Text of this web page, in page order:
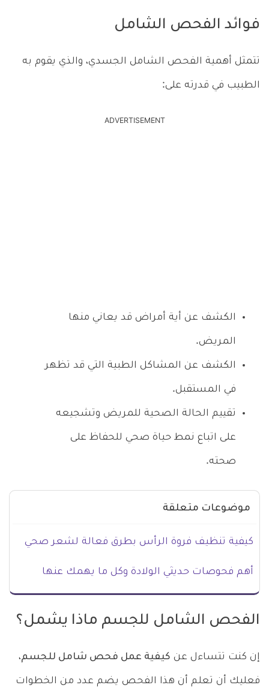
فوائد الفحص الشامل
تتمثل أهمية الفحص الشامل الجسدي، والذي يقوم به
الطبيب في قدرته على:
ADVERTISEMENT
الكشف عن أية أمراض قد يعاني منها
المريض.
الكشف عن المشاكل الطبية التي قد تظهر
في المستقبل.
تقييم الحالة الصحية للمريض وتشجيعه
على اتباع نمط حياة صحي للحفاظ على
صحته.
موضوعات متعلقة
كيفية تنظيف فروة الرأس بطرق فعالة لشعر صحي
أهم فحوصات حديثي الولادة وكل ما يهمك عنها
الفحص الشامل للجسم ماذا يشمل؟
إن كنت تتساءل عن كيفية عمل فحص شامل للجسم،
فعليك أن تعلم أن هذا الفحص يضم عدد من الخطوات